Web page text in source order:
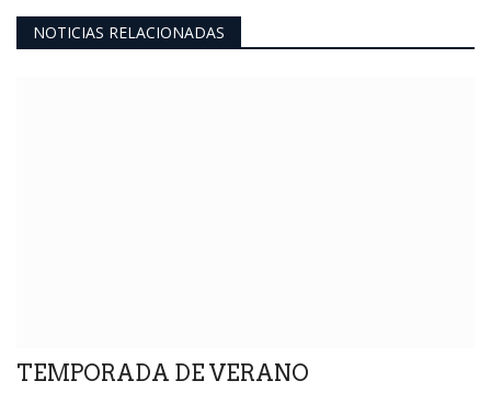
NOTICIAS RELACIONADAS
TEMPORADA DE VERANO